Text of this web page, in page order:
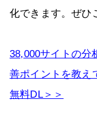
化できます。ぜひ
38,000サイトの分
善ポイントを教え
無料DL＞＞